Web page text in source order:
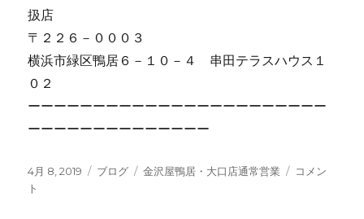
扱店
〒２２６－０００３
横浜市緑区鴨居６－１０－４ 串田テラスハウス１
０２
ーーーーーーーーーーーーーーーーーーーーーーー
ーーーーーーーーーーーーーー
投
稿
4月 8, 2019
カ
ブログ
タ
金沢屋鴨居・大口店通常営業
本
コメン
ト